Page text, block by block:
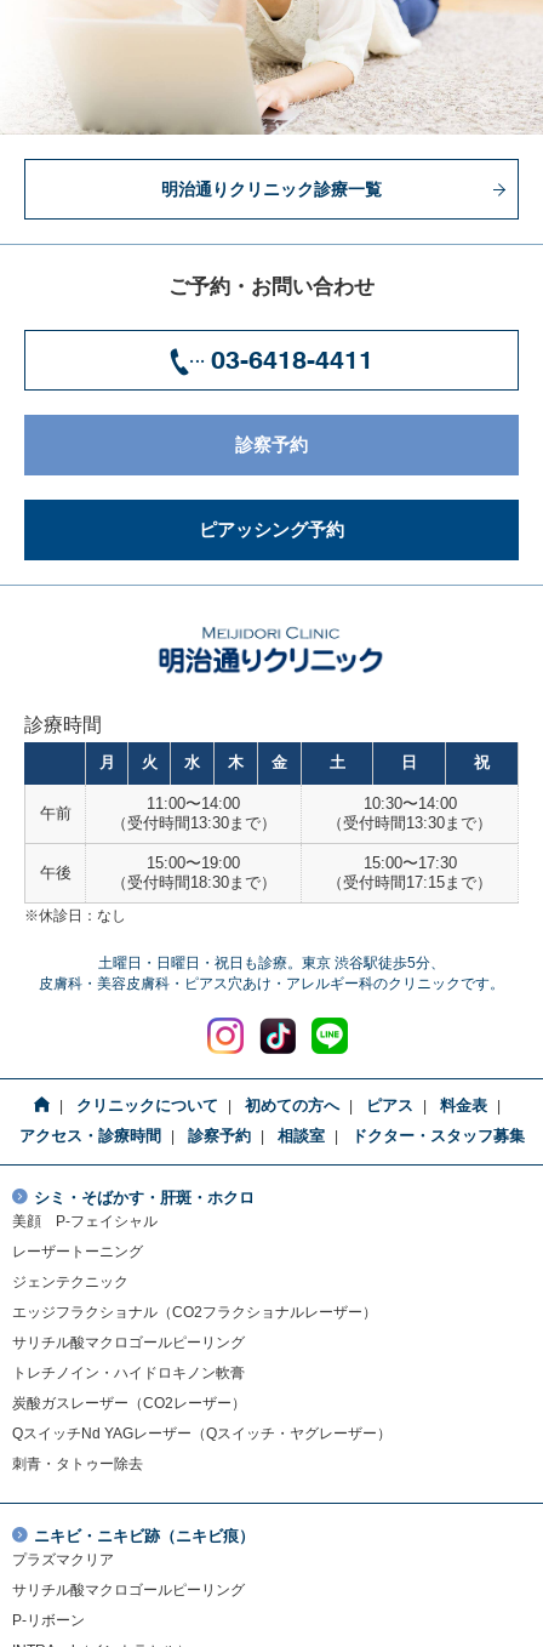
明治通りクリニック診療一覧
ご予約・お問い合わせ
03-6418-4411
診察予約
ピアッシング予約
診療時間
月 火 水 木 金 土 日 祝
午前
11:00〜14:00
（受付時間13:30まで）
10:30〜14:00
（受付時間13:30まで）
午後
15:00〜19:00
（受付時間18:30まで）
15:00〜17:30
（受付時間17:15まで）
※休診日：なし
土曜日・日曜日・祝日も診療。東京 渋谷駅徒歩5分、
皮膚科・美容皮膚科・ピアス穴あけ・アレルギー科のクリニックです。
クリニックについて 初めての方へ ピアス
料金表
アクセス・診療時間
診察予約 相談室 ドクター・スタッフ募集
シミ・そばかす・肝斑・ホクロ
美顔 P-フェイシャル
レーザートーニング
ジェンテクニック
エッジフラクショナル（CO2フラクショナルレーザー）
サリチル酸マクロゴールピーリング
トレチノイン・ハイドロキノン軟膏
炭酸ガスレーザー（CO2レーザー）
QスイッチNd YAGレーザー（Qスイッチ・ヤグレーザー）
刺青・タトゥー除去
ニキビ・ニキビ跡（ニキビ痕）
プラズマクリア
サリチル酸マクロゴールピーリング
P-リボーン